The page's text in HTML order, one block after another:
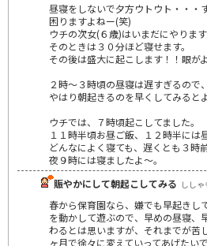
昼寝をしないで夕方ウトウト・・・
困りますよねー(笑)
ウチの次女(６歳)はいまだにやります
そのときは３０分ほど寝せます。
その後は盛大に起こします！！眼が
２時～３時頃の昼寝は遅すぎるので、
やはり朝起きるのを早くしてみると
ウチでは、７時頃起こしてました。
１１時半頃お昼ご飯、１２時半には
どんなによく寝ても、遅くとも３時
夜９時には寝ましたよ～。
賑やかにして朝起こしてみる しし
春から保育園なら、嫌でも早起きし
を動かして遊ぶので、早めの昼寝、
わるとは思いますが、それまでが苦
ヶ月で徐々に変えていってあげたいで